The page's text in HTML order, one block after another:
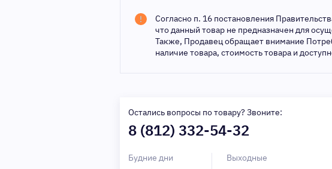
Согласно п. 16 постановления
что данный товар не предназначен для
Также, Продавец обращает внимание
наличие товара, стоимость товара и
Остались вопросы по товару? Звоните:
8 (812) 332-54-32
Будние дни Выходные